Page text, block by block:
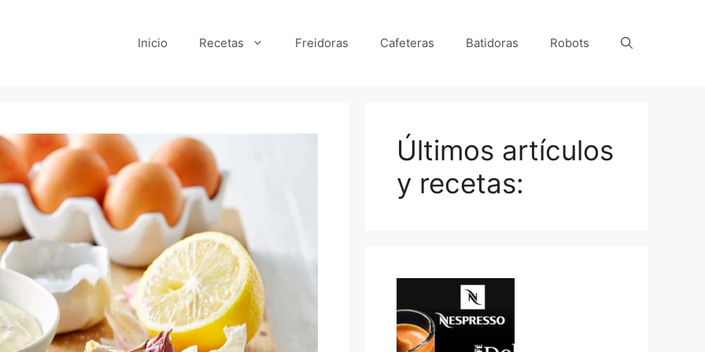
Inicio Recetas Freidoras Cafeteras Batidoras Robots
Últimos artículos
y recetas: